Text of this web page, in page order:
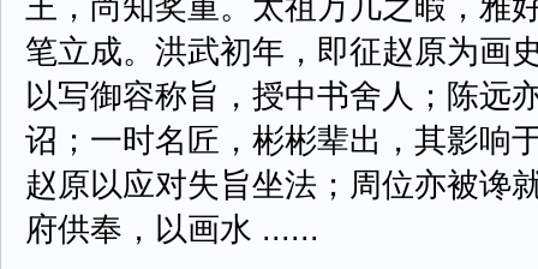
笔立成。洪武初年，即征赵原为画
以写御容称旨，授中书舍人；陈远
诏；一时名匠，彬彬辈出，其影响
赵原以应对失旨坐法；周位亦被谗
府供奉，以画水 ......